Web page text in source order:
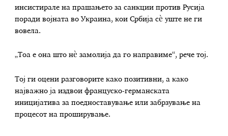
инсистирале на прашањето за санкции против Русија
поради војната во Украина, кои Србија сè уште не ги
вовела.
„Тоа е она што нè замолија да го направиме“, рече тој.
Тој ги оцени разговорите како позитивни, а како
најважно ја издвои француско-германската
иницијатива за поедноставување или забрзување на
процесот на проширување.